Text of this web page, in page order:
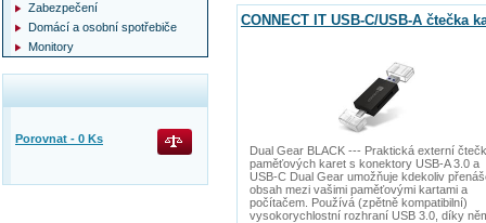
CONNECT IT USB-C/USB-A čtečka
Dual Gear BLACK --- Praktická externí
paměťových karet s konektory USB-A 3.0 a
USB-C Dual Gear umožňuje kdekoliv
obsah mezi vašimi paměťovými kartami a
počítačem. Používá (zpětně kompatibilní)
vysokorychlostní rozhraní USB 3.0, díky
Zabezpečení
Domácí a osobní spotřebiče
Monitory
Porovnat - 0 Ks